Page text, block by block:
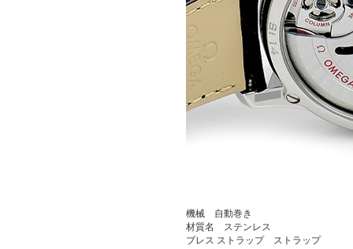
機械 自動巻き
材質名 ステンレス
ブレス ストラップ ストラップ